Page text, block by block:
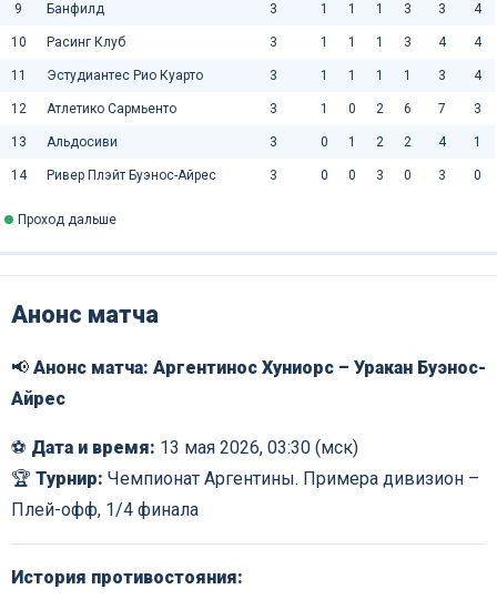
9 Банфилд 3 1 1 1 3 3 4
10 Расинг Клуб 3 1 1 1 3 4 4
11 Эстудиантес Рио Куарто 3 1 1 1 1 3 4
12 Атлетико Сармьенто 3 1 0 2 6 7 3
13 Альдосиви 3 0 1 2 2 4 1
14 Ривер Плэйт Буэнос-Айрес 3 0 0 3 0 3 0
Проход дальше
Анонс матча
📢 Анонс матча: Аргентинос Хуниорс – Уракан Буэнос-
Айрес
⚽ Дата и время: 13 мая 2026, 03:30 (мск)
🏆 Турнир: Чемпионат Аргентины. Примера дивизион –
Плей-офф, 1/4 финала
История противостояния: